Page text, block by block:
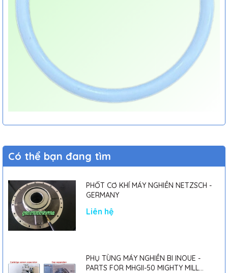
Có thể bạn đang tìm
PHỐT CƠ KHÍ MÁY NGHIỀN NETZSCH -
GERMANY
Liên hệ
PHỤ TÙNG MÁY NGHIỀN BI INOUE -
PARTS FOR MHGII-50 MIGHTY MILL